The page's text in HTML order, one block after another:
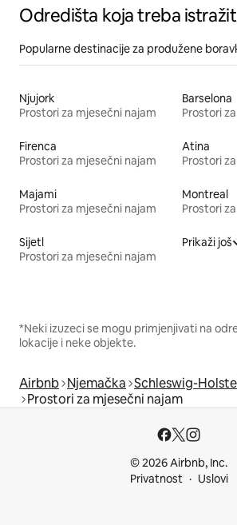
Odredišta koja treba
Popularne destinacije za produžene
Njujork
Prostori za mjesečni najam
Barselona
Prostori
Firenca
Prostori za mjesečni najam
Atina
Prostori
Majami
Prostori za mjesečni najam
Montreal
Prostori
Sijetl
Prostori za mjesečni najam
Prikaži još
*Neki izuzeci se mogu primjenjivati na
lokacije i neke objekte.
Airbnb Njemačka Schleswig-
Prostori za mjesečni najam
© 2026 Airbnb, Inc.
Privatnost
Uslovi